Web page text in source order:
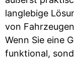
langlebige
von
Wenn Sie eine
funktional,